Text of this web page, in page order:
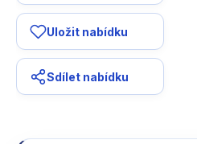
Uložit nabídku
Sdílet nabídku